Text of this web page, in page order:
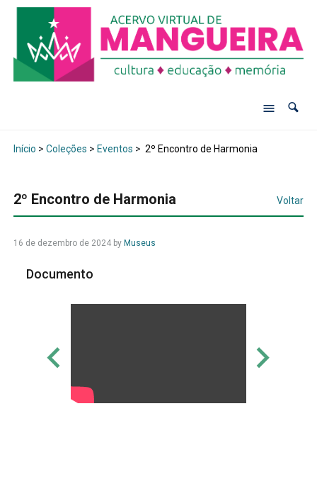
Início > Coleções > Eventos > 2º Encontro de Harmonia
2º Encontro de Harmonia Voltar
16 de dezembro de 2024by Museus
Documento